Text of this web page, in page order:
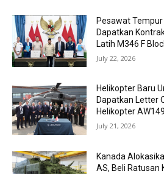
Pesawat
Dapatkan
Latih M346 F
July 22, 2026
Helikopter Baru
Dapatkan Letter
Helikopter
July 21, 2026
Kanada
AS, Beli Ratusan